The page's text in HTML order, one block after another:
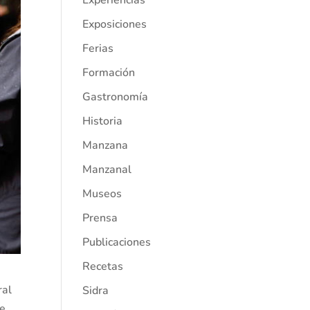
Exposiciones
Ferias
Formación
Gastronomía
Historia
Manzana
Manzanal
Museos
Prensa
Publicaciones
Recetas
Sidra